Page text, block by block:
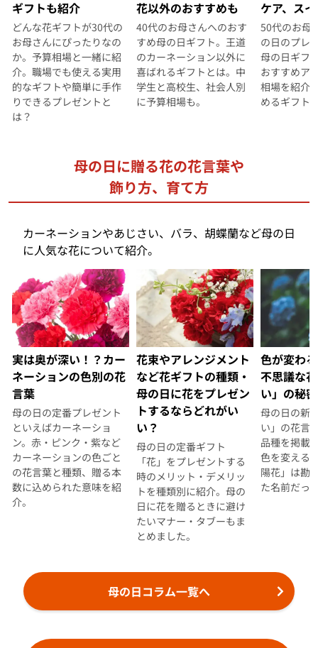
ギフトも紹介
どんな花ギフトが30代の
お母さんにぴったりなの
か。予算相場と一緒に紹
介。職場でも使える実用
的なギフトや簡単に手作
りできるプレゼントと
は？
花以外のおすすめも
40代のお母さんへのおす
すめ母の日ギフト。王道
のカーネーション以外に
喜ばれるギフトとは。中
学生と高校生、社会人別
に予算相場も。
ケア、ス
50代のお母
の日のプレ
母の日ギフ
おすすめア
相場を紹介
めるギフト
母の日に贈る花の花言葉や
飾り方、育て方
カーネーションやあじさい、バラ、胡蝶蘭など母の日
に人気な花について紹介。
実は奥が深い！？カー
ネーションの色別の花
言葉
母の日の定番プレゼント
といえばカーネーショ
ン。赤・ピンク・紫など
カーネーションの色ごと
の花言葉と種類、贈る本
数に込められた意味を紹
介。
花束やアレンジメント
など花ギフトの種類・
母の日に花をプレゼン
トするならどれがい
い？
母の日の定番ギフト
「花」をプレゼントする
時のメリット・デメリッ
トを種類別に紹介。母の
日に花を贈るときに避け
たいマナー・タブーもま
とめました。
色が変わ
不思議な
い」の秘
母の日の新
い」の花言
品種を掲載
色を変える
陽花」は勘
た名前だっ
母の日コラム一覧へ